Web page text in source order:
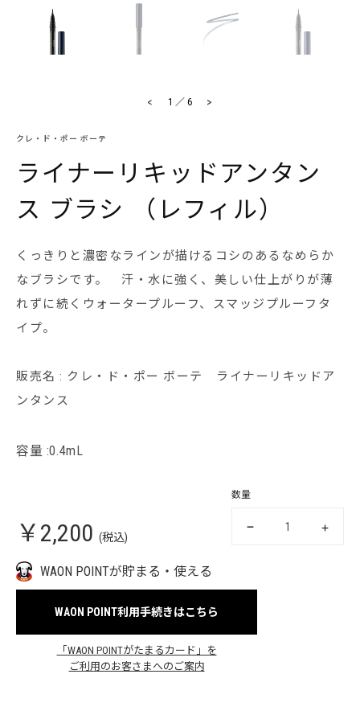
< >
1 ／ 6
クレ・ド・ポー ボーテ
ライナーリキッドアンタン
ス ブラシ （レフィル）
くっきりと濃密なラインが描けるコシのあるなめらか
なブラシです。 汗・水に強く、美しい仕上がりが薄
れずに続くウォータープルーフ、スマッジプルーフタ
イプ。
販売名 : クレ・ド・ポー ボーテ ライナーリキッドア
ンタンス
容量 :0.4mL
￥2,200 (税込)
数量
WAON POINTが貯まる・使える
WAON POINT利用手続きはこちら
「WAON POINTがたまるカード」を
ご利用のお客さまへのご案内